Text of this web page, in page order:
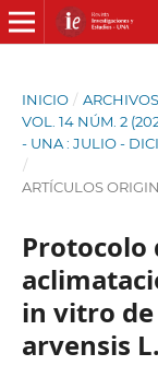
INICIO / ARCHIVOS
VOL. 14 NÚM. 2
- UNA : JULIO -
/
ARTÍCULOS
Protocolo
in vitro
arvensis